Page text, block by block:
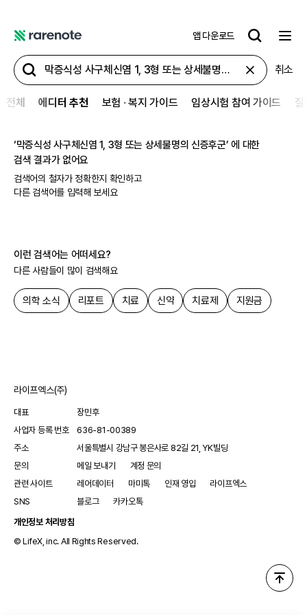
어
노
트
앱 다운로드
취소
전체 에디터 추천 보험 ∙ 복지 가이드 임상시험 참여 가이드 질
‘막증식성 사구체신염 1, 3형 또는 상세불명의 신증후군’ 에 대한
검색 결과가 없어요
검색어의 철자가 정확한지 확인하고
다른 검색어를 입력해 보세요
이런 검색어는 어떠세요?
다른 사람들이 많이 검색해요
의학 소식 리포트 치료 신약 치료제 지원금
라이프엑스(주)
대표
장민후
사업자 등록 번호
636-81-00389
주소
서울특별시 강남구 봉은사로 82길 21, YK빌딩
문의
메일 보내기
계정 문의
관련 사이트
레어데이터 마미톡 인재 영입
라이프엑스
SNS
블로그
카카오톡
개인정보 처리방침
© LifeX, inc. All Rights Reserved.